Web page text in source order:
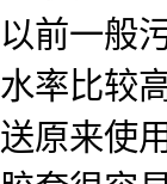
以前一般
水率比较
送原来使